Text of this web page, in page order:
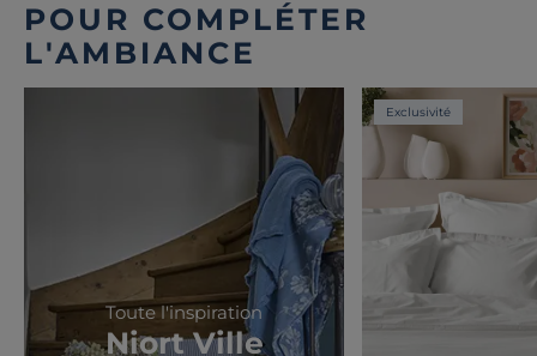
POUR COMPLÉTER
L'AMBIANCE
Toute l'inspiration
Niort Ville
Exclusivité